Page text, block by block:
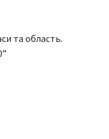
та область.